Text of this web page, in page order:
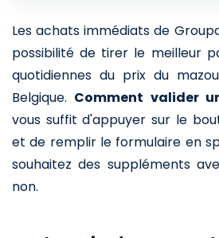
Les achats immédiats de
possibilité de tirer le meilleur
quotidiennes du prix du
Belgique. Comment valider
vous suffit d'appuyer sur le
et de remplir le formulaire en
souhaitez des suppléments
non.